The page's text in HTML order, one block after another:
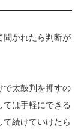
聞かれたら判断が
で太鼓判を押すの
ては手軽にできる
続けていけたら